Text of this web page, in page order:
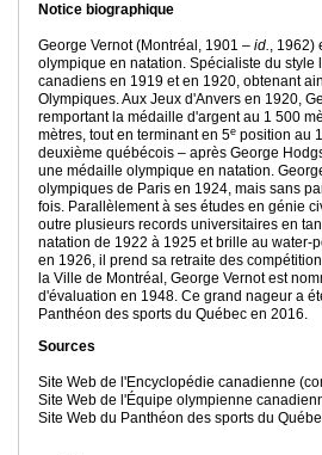
Notice biographique
George Vernot (Montréal, 1901 – id., 1962)
olympique en natation. Spécialiste du
canadiens en 1919 et en 1920, obtenant
Olympiques. Aux Jeux d'Anvers en 1920,
remportant la médaille d'argent au 1 500
mètres, tout en terminant en 5e position au
deuxième québécois – après George
une médaille olympique en natation.
olympiques de Paris en 1924, mais sans
fois. Parallèlement à ses études en génie
outre plusieurs records universitaires en
natation de 1922 à 1925 et brille au water-
en 1926, il prend sa retraite des
la Ville de Montréal, George Vernot est
d'évaluation en 1948. Ce grand nageur a
Panthéon des sports du Québec en 2016.
Sources
Site Web de l'Encyclopédie canadienne
Site Web de l'Équipe olympienne
Site Web du Panthéon des sports du